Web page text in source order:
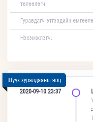
төлөөлөгч:
Гуравдагч этгээдийн
Нэхэмжлэгч:
Шүүх хуралдааны явц
2020-09-10 23:37